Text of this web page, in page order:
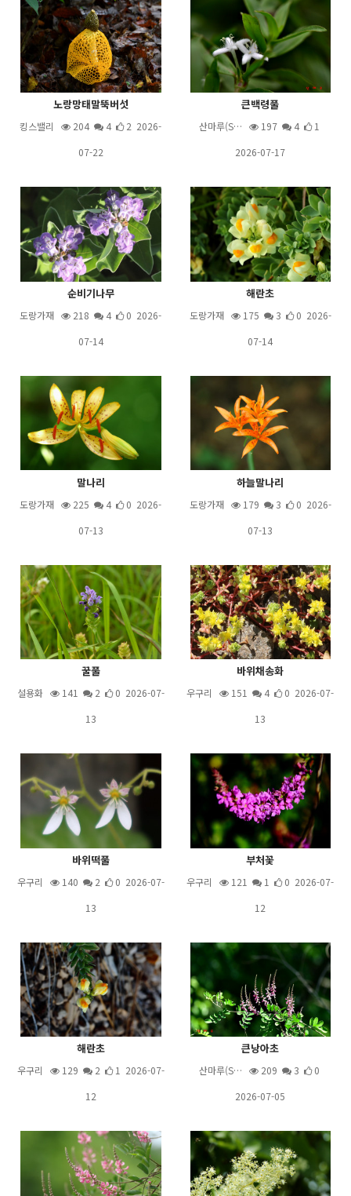
노랑망태말뚝버섯
킹스밸리 204 4
2 2026-
07-22
큰백령풀
산마루(S… 197 4
1
2026-07-17
순비기나무
도랑가재 218 4
0 2026-
07-14
해란초
도랑가재 175 3
0 2026-
07-14
말나리
도랑가재 225 4
0 2026-
07-13
하늘말나리
도랑가재 179 3
0 2026-
07-13
꿀풀
설용화 141 2
0 2026-07-
13
바위채송화
우구리 151 4
0 2026-07-
13
바위떡풀
우구리 140 2
0 2026-07-
13
부처꽃
우구리 121 1
0 2026-07-
12
해란초
우구리 129 2
1 2026-07-
12
큰낭아초
산마루(S… 209 3
0
2026-07-05